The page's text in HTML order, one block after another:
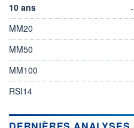
10 ans
-
MM20
MM50
MM100
RSI14